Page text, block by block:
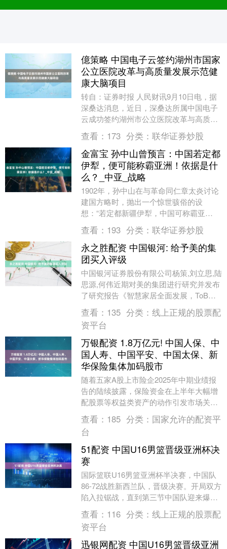
億策略 中国电子云签约湖州市国家
公立医院改革与高质量发展示范健
康大脑项目
转自：证券时报 人民财讯9月10日电，据
深桑达消息，近日，深桑达所属中国电子
云成功签约湖州市公立医院改革与高质量
发展健康大脑项目。中国电子云将为湖州
市卫健委和各....
查看： 173 分类： 联华证券炒股
金富宝 孙中山曾预言：中国若定都
伊犁，便可能称霸亚洲！依据是什
么？_中亚_战略
1902年，孙中山在与革命同仁章太炎讨论
建国方略时，抛出一个惊世骇俗的设
想：“若定都新疆伊犁，中国可称霸亚
洲。” 彼时的中国正深陷列强瓜分的泥
潭，伊犁更是偏远的....
查看： 193 分类： 联华证券炒股
永之胜配资 中国银河: 给予美的集
团买入评级
中国银河证券股份有限公司杨策,刘立思,陆
思源,何伟近期对美的集团进行研究并发布
了研究报告《智慧家居全面发展，ToB业
务多方突破》，给予美的集团买入评级。
美的集....
查看： 135 分类： 线上正规的股票配
资平台
万银配资 1.8万亿元! 中国人保、中
国人寿、中国平安、中国太保、新
华保险集体加码股市
随着五家A股上市险企2025年中期业绩报
告的陆续披露，保险资金在上半年大幅增
配股票等权益类资产的动作引发市场关
注。 据《金融时报》记者统计，截至2025
年6月3....
查看： 185 分类： 国家允许的配资平
台
51配资 中国U16男篮晋级亚洲杯决
赛
国际篮联U16男篮亚洲杯半决赛，中国队
86-72战胜新西兰队，晋级决赛。开局双方
陷入拉锯战，直到第三节中国队迎来爆
发，打出一波15-0的进攻高潮，逐渐将优
势扩大....
查看： 116 分类： 线上正规的股票配
资平台
迅银网配资 中国U16男篮晋级亚洲